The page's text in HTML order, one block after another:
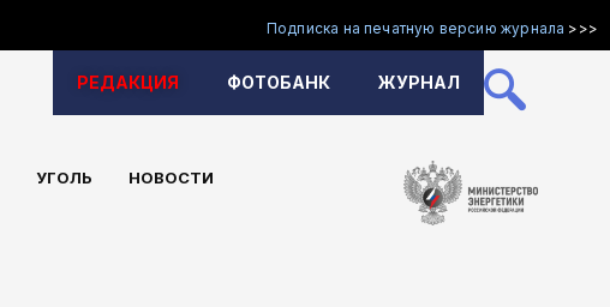
Подписка на печатную версию журнала >>>
РЕДАКЦИЯ ФОТОБАНК ЖУРНАЛ
УГОЛЬ
НОВОСТИ